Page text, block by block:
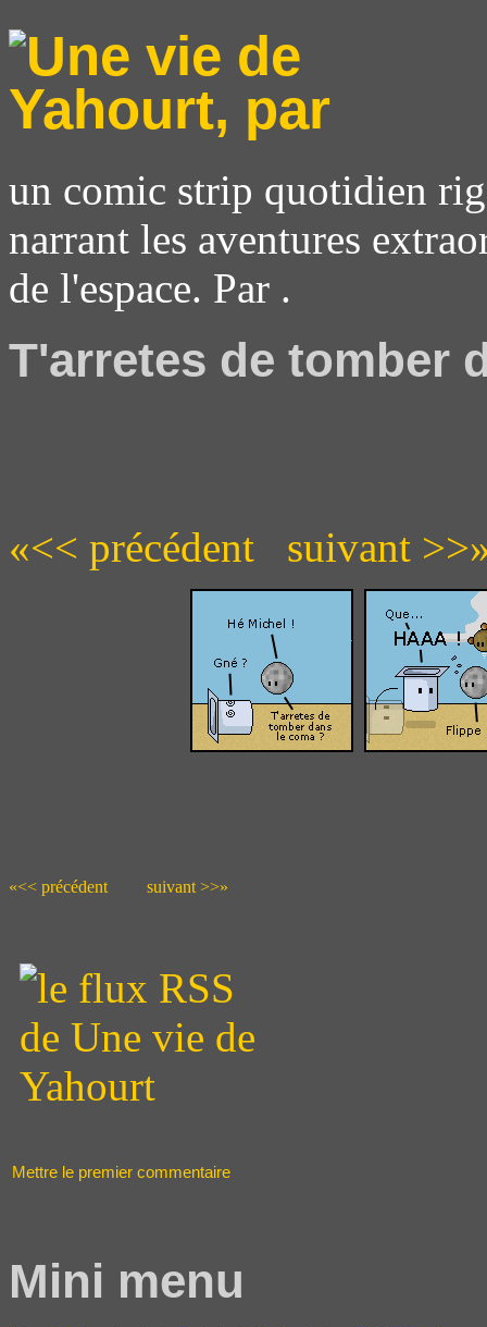
un comic strip quotidien
narrant les aventures
de l'espace. Par .
T'arretes de tomber
«<< précédent suivant
«<< précédent suivant >>»
Mettre le premier commentaire
Mini menu